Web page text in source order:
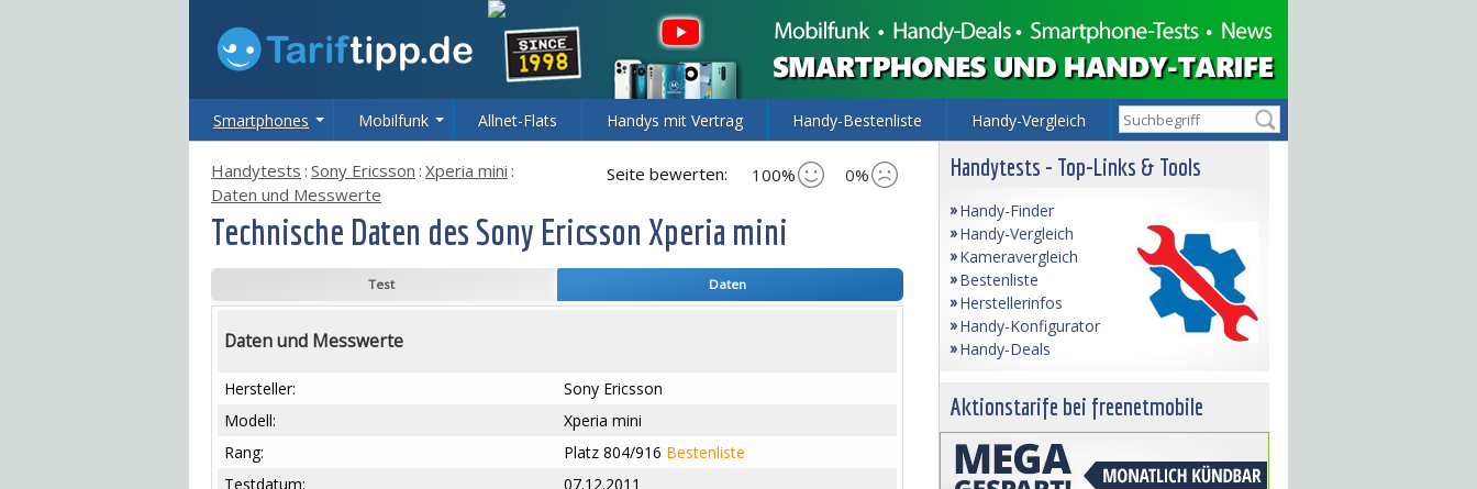
Smartphones Mobilfunk Allnet-Flats Handys mit Vertrag Handy-Bestenliste Handy-Vergleich
Seite bewerten: 100% 0%
Handytests : Sony Ericsson : Xperia mini :
Daten und Messwerte
Technische Daten des Sony Ericsson Xperia mini
Test Daten
Daten und Messwerte
Sony Ericsson
Hersteller:
Xperia mini
Modell:
Platz 804/916 Bestenliste
Rang:
07.12.2011
Testdatum:
Handytests - Top-Links & Tools
Handy-Finder
Handy-Vergleich
Kameravergleich
Bestenliste
Herstellerinfos
Handy-Konfigurator
Handy-Deals
Aktionstarife bei freenetmobile